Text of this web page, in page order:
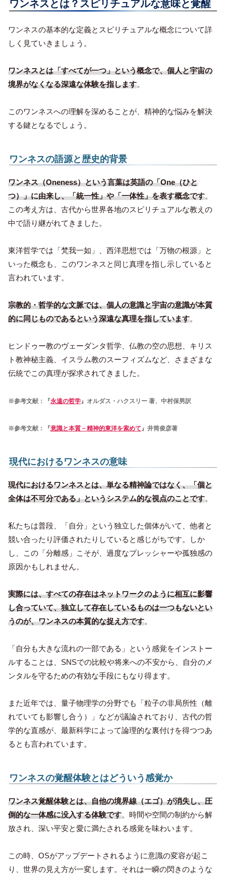
ワンネスとは？スピリチュアルな意味と覚醒
ワンネスの基本的な定義とスピリチュアルな概念について詳
しく見ていきましょう。
ワンネスとは「すべてが一つ」という概念で、個人と宇宙の
境界がなくなる深遠な体験を指します。
このワンネスへの理解を深めることが、精神的な悩みを解決
する鍵となるでしょう。
ワンネスの語源と歴史的背景
ワンネス（Oneness）という言葉は英語の「One（ひと
つ）」に由来し、「統一性」や「一体性」を表す概念です。
この考え方は、古代から世界各地のスピリチュアルな教えの
中で語り継がれてきました。
東洋哲学では「梵我一如」、西洋思想では「万物の根源」と
いった概念も、このワンネスと同じ真理を指し示していると
言われています。
宗教的・哲学的な文脈では、個人の意識と宇宙の意識が本質
的に同じものであるという深遠な真理を指しています。
ヒンドゥー教のヴェーダンタ哲学、仏教の空の思想、キリス
ト教神秘主義、イスラム教のスーフィズムなど、さまざまな
伝統でこの真理が探求されてきました。
※参考文献：『永遠の哲学』オルダス・ハクスリー 著、中村保男訳
※参考文献：『意識と本質－精神的東洋を索めて』井筒俊彦著
現代におけるワンネスの意味
現代におけるワンネスとは、単なる精神論ではなく、「個と
全体は不可分である」というシステム的な視点のことです。
私たちは普段、「自分」という独立した個体がいて、他者と
競い合ったり評価されたりしていると感じがちです。しか
し、この「分離感」こそが、過度なプレッシャーや孤独感の
原因かもしれません。
実際には、すべての存在はネットワークのように相互に影響
し合っていて、独立して存在しているものは一つもないとい
うのが、ワンネスの本質的な捉え方です。
「自分も大きな流れの一部である」という感覚をインストー
ルすることは、SNSでの比較や将来への不安から、自分のメ
ンタルを守るための有効な手段にもなり得ます。
また近年では、量子物理学の分野でも「粒子の非局所性（離
れていても影響し合う）」などが議論されており、古代の哲
学的な直感が、最新科学によって論理的な裏付けを得つつあ
るとも言われています。
ワンネスの覚醒体験とはどういう感覚か
ワンネス覚醒体験とは、自他の境界線（エゴ）が消失し、圧
倒的な一体感に没入する体験です。時間や空間の制約から解
放され、深い平安と愛に満たされる感覚を味わいます。
この時、OSがアップデートされるように意識の変容が起こ
り、世界の見え方が一変します。それは一瞬の閃きのような